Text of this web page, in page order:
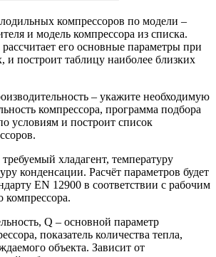
компрессоров по модели –
и модель компрессора из списка.
его основные параметры при
и построит таблицу наиболее близких
– укажите необходимую
компрессора, программа подбора
условиям и построит список
хладагент, температуру
конденсации. Расчёт параметров будет
EN 12900 в соответствии с рабочим
компрессора.
Q – основной параметр
показатель количества тепла,
объекта. Зависит от